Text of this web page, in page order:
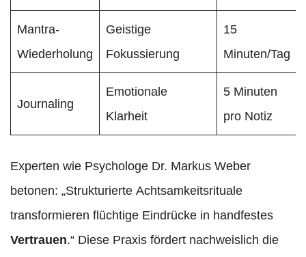
Mantra-
Wiederholung
Geistige
Fokussierung
15
Minuten/Tag
Journaling
Emotionale
Klarheit
5 Minuten
pro Notiz
Experten wie Psychologe Dr. Markus Weber
betonen: „Strukturierte Achtsamkeitsrituale
transformieren flüchtige Eindrücke in handfestes
Vertrauen.“ Diese Praxis fördert nachweislich die